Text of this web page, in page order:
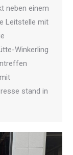
neben einem
Leitstelle mit
Winkerling
stand in